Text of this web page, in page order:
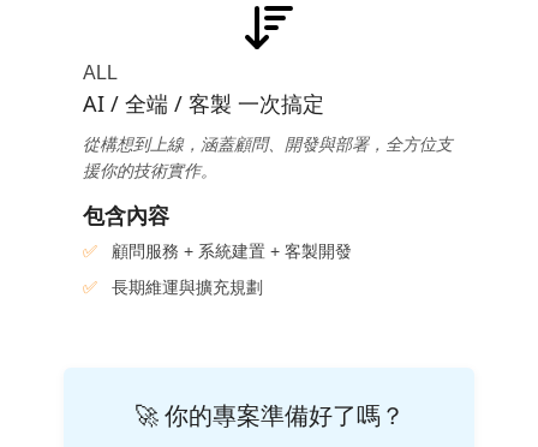
ALL
AI / 全端 / 客製 一次搞定
從構想到上線，涵蓋顧問、開發與部署，全方位支
援你的技術實作。
包含內容
顧問服務 + 系統建置 + 客製開發
長期維運與擴充規劃
🚀 你的專案準備好了嗎？